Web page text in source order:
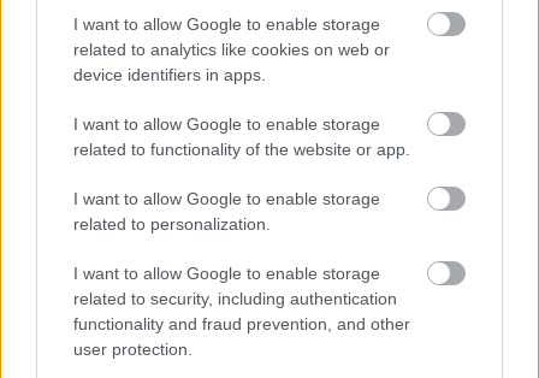
I want to allow Google to enable storage
related to analytics like cookies on web or
device identifiers in apps.
I want to allow Google to enable storage
related to functionality of the website or app.
I want to allow Google to enable storage
related to personalization.
I want to allow Google to enable storage
related to security, including authentication
functionality and fraud prevention, and other
user protection.